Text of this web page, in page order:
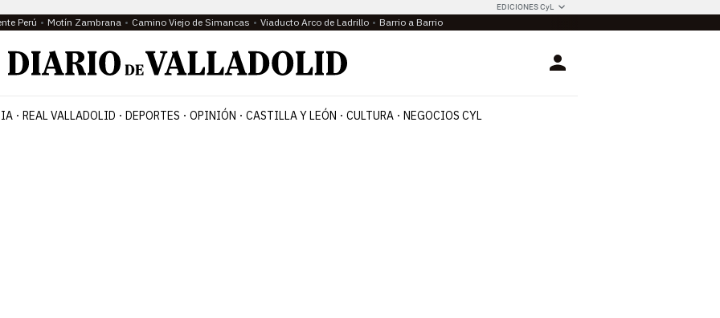
EDICIONES CyL
Perú Motín Zambrana Camino Viejo de Simancas Viaducto Arco de Ladrillo Barrio a Barrio
Login
REAL VALLADOLID DEPORTES OPINIÓN CASTILLA Y LEÓN CULTURA NEGOCIOS CYL